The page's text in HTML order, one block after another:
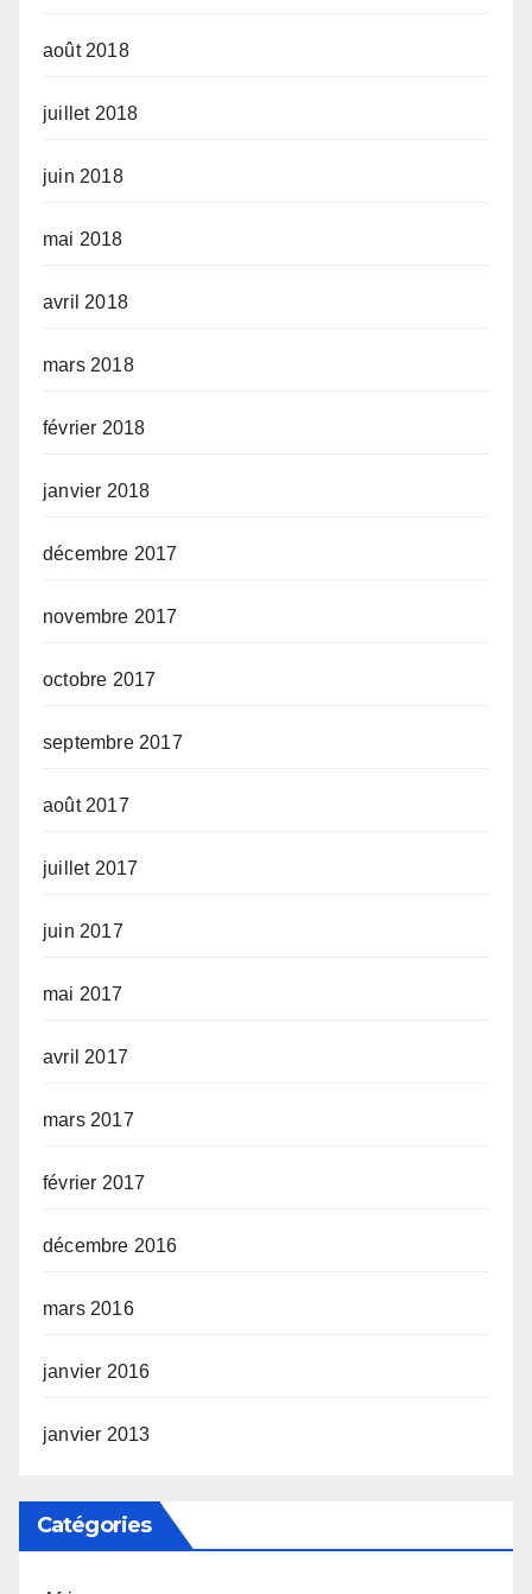
août 2018
juillet 2018
juin 2018
mai 2018
avril 2018
mars 2018
février 2018
janvier 2018
décembre 2017
novembre 2017
octobre 2017
septembre 2017
août 2017
juillet 2017
juin 2017
mai 2017
avril 2017
mars 2017
février 2017
décembre 2016
mars 2016
janvier 2016
janvier 2013
Catégories